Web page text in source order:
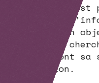
Le génome
processeur
également un
incite les
manière dont
sa fonction.